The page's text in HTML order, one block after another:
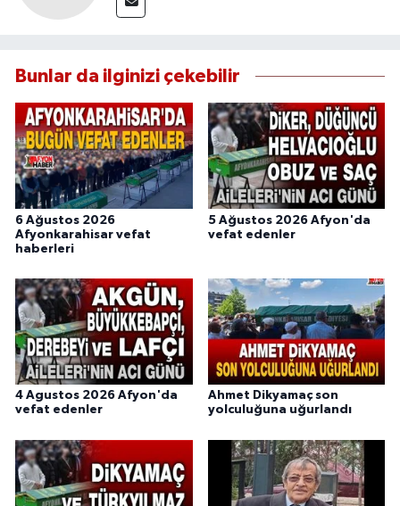
Bunlar da ilginizi çekebilir
6 Ağustos 2026
Afyonkarahisar vefat
haberleri
5 Ağustos 2026 Afyon'da
vefat edenler
4 Agustos 2026 Afyon'da
vefat edenler
Ahmet Dikyamaç son
yolculuğuna uğurlandı